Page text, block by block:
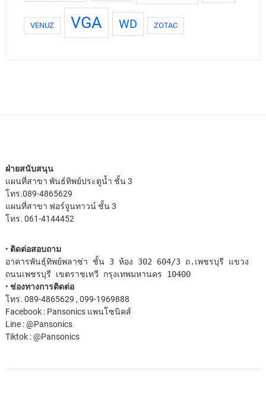
VENUZ VGA WD ZOTAC
ฝ่ายสนับสนุน
แผนที่สาขา พันธ์ทิพย์ประตูน้ำ ชั้น 3
โทร.089-4865629
แผนที่สาขา ฟอร์จูนทาวน์ชั้น 3
โทร. 061-4144452
• ติดต่อสอบถาม
อาคารพันธุ์ทิพย์พลาซ่า ชั้น 3 ห้อง 302 604/3 ถ.เพชรบุรี แขวง
ถนนเพชรบุรี เขตราชเทวี กรุงเทพมหานคร 10400
• ช่องทางการติดต่อ
โทร. 089-4865629 , 099-1969888
Facebook : Pansonics แพนโซนิคส์
Line : @Pansonics
Tiktok : @Pansonics